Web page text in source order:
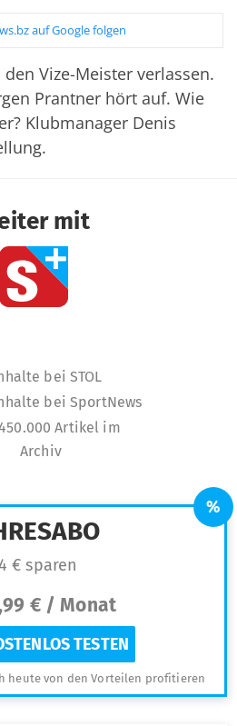
auf Google folgen
Vize-Meister verlassen.
Prantner hört auf. Wie
Klubmanager Denis